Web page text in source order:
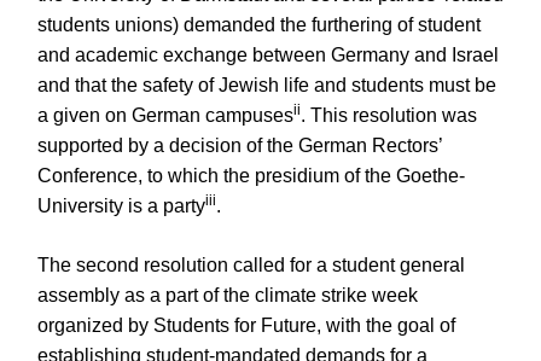
students unions) demanded the furthering of student
and academic exchange between Germany and Israel
and that the safety of Jewish life and students must be
a given on German campusesii. This resolution was
supported by a decision of the German Rectors’
Conference, to which the presidium of the Goethe-
University is a partyiii.
The second resolution called for a student general
assembly as a part of the climate strike week
organized by Students for Future, with the goal of
establishing student-mandated demands for a